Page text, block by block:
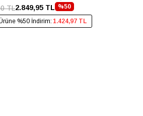
%50
2.849,95 TL
TL
%50 İndirim: 1.424,97 TL